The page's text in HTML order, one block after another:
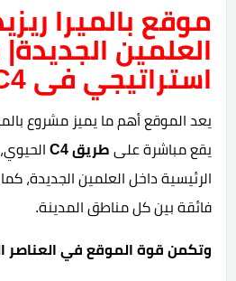
موقع بالميرا
العلمين
استراتيجي فى C4
يعد الموقع أهم ما يميز مشروع
يقع مباشرة على طريق C4
الرئيسية داخل العلمين الجديدة،
فائقة بين كل مناطق المدينة.
وتكمن قوة الموقع في العناصر